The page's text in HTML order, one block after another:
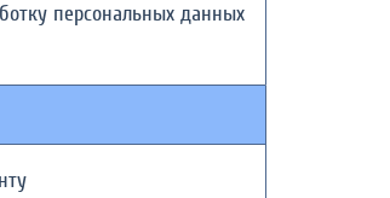
персональных данных